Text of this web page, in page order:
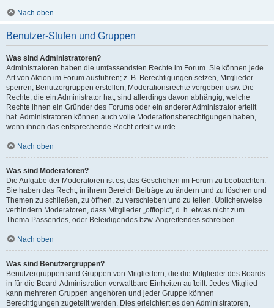
Nach oben
Benutzer-Stufen und Gruppen
Was sind Administratoren?
Administratoren haben die umfassendsten Rechte im Forum. Sie können jede
Art von Aktion im Forum ausführen; z. B. Berechtigungen setzen, Mitglieder
sperren, Benutzergruppen erstellen, Moderationsrechte vergeben usw. Die
Rechte, die ein Administrator hat, sind allerdings davon abhängig, welche
Rechte ihnen ein Gründer des Forums oder ein anderer Administrator erteilt
hat. Administratoren können auch volle Moderationsberechtigungen haben,
wenn ihnen das entsprechende Recht erteilt wurde.
Nach oben
Was sind Moderatoren?
Die Aufgabe der Moderatoren ist es, das Geschehen im Forum zu beobachten.
Sie haben das Recht, in ihrem Bereich Beiträge zu ändern und zu löschen und
Themen zu schließen, zu öffnen, zu verschieben und zu teilen. Üblicherweise
verhindern Moderatoren, dass Mitglieder „offtopic“, d. h. etwas nicht zum
Thema Passendes, oder Beleidigendes bzw. Angreifendes schreiben.
Nach oben
Was sind Benutzergruppen?
Benutzergruppen sind Gruppen von Mitgliedern, die die Mitglieder des Boards
in für die Board-Administration verwaltbare Einheiten aufteilt. Jedes Mitglied
kann mehreren Gruppen angehören und jeder Gruppe können
Berechtigungen zugeteilt werden. Dies erleichtert es den Administratoren,